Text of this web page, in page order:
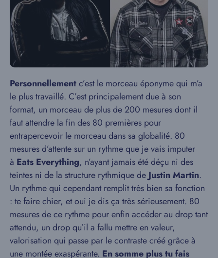
Personnellementc’est le morceau éponyme qui m’a
le plus travaillé. C’est principalement due à son
format, un morceau de plus de 200 mesures dont il
faut attendre la fin des 80 premières pour
entrapercevoir le morceau dans sa globalité. 80
mesures d’attente sur un rythme que je vais imputer
à Eats Everything, n’ayant jamais été déçu ni des
teintes ni de la structure rythmique deJustin Martin.
Un rythme qui cependant remplit très bien sa fonction
: te faire chier, et oui je dis ça très sérieusement. 80
mesures de ce rythme pour enfin accéder au drop tant
attendu, un drop qu’il a fallu mettre en valeur,
valorisation qui passe par le contraste créé grâce à
une montée exaspérante. En somme plus tu fais